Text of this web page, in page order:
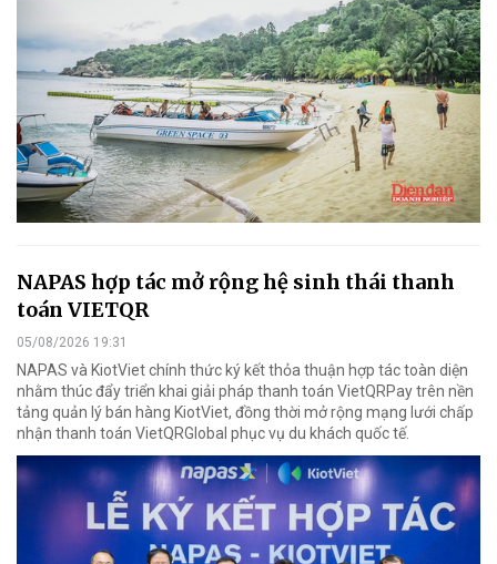
NAPAS hợp tác mở rộng hệ sinh thái thanh
toán VIETQR
05/08/2026 19:31
NAPAS và KiotViet chính thức ký kết thỏa thuận hợp tác toàn diện
nhằm thúc đẩy triển khai giải pháp thanh toán VietQRPay trên nền
tảng quản lý bán hàng KiotViet, đồng thời mở rộng mạng lưới chấp
nhận thanh toán VietQRGlobal phục vụ du khách quốc tế.